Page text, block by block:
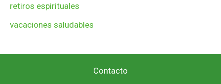
retiros espirituales
vacaciones saludables
Contacto